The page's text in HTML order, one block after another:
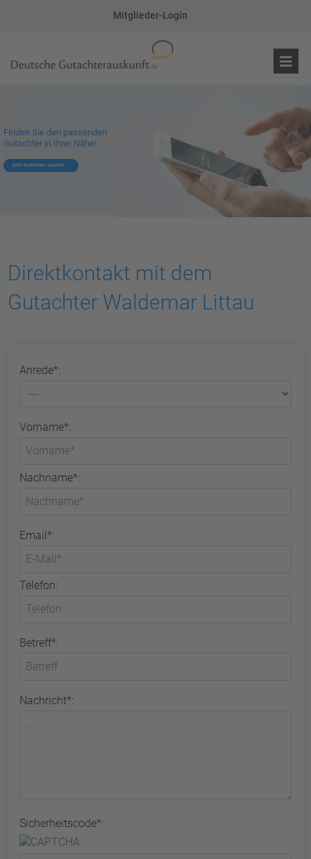
Mitglieder-Login
Finden Sie den passenden
Gutachter in Ihrer Nähe!
jetzt Gutachter suchen
Direktkontakt mit dem
Gutachter Waldemar Littau
Anrede*:
Vorname*:
Nachname*:
Email*:
Telefon:
Betreff*:
Nachricht*:
Sicherheitscode*: